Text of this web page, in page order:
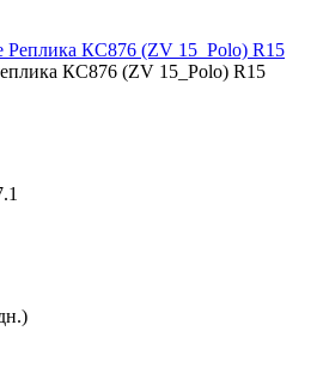
КС876 (ZV 15_Polo) R15